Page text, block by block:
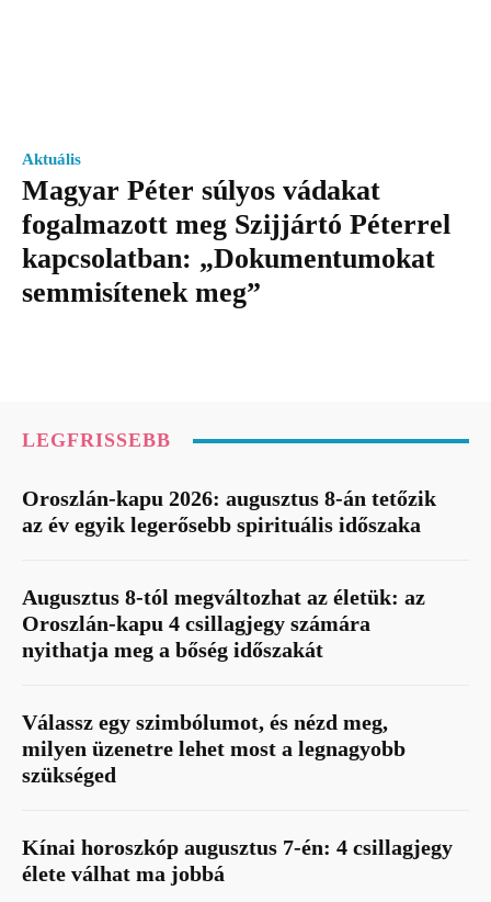
Aktuális
Magyar Péter súlyos vádakat
fogalmazott meg Szijjártó Péterrel
kapcsolatban: „Dokumentumokat
semmisítenek meg”
LEGFRISSEBB
Oroszlán-kapu 2026: augusztus 8-án tetőzik
az év egyik legerősebb spirituális időszaka
Augusztus 8-tól megváltozhat az életük: az
Oroszlán-kapu 4 csillagjegy számára
nyithatja meg a bőség időszakát
Válassz egy szimbólumot, és nézd meg,
milyen üzenetre lehet most a legnagyobb
szükséged
Kínai horoszkóp augusztus 7-én: 4 csillagjegy
élete válhat ma jobbá